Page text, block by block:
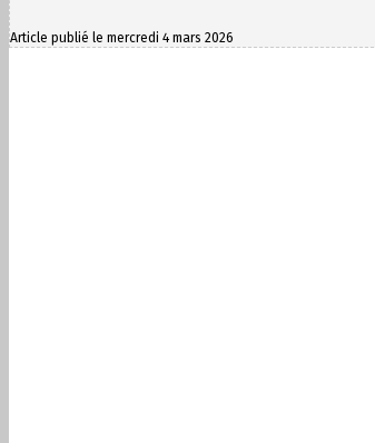
Article publié le mercredi 4 mars 2026